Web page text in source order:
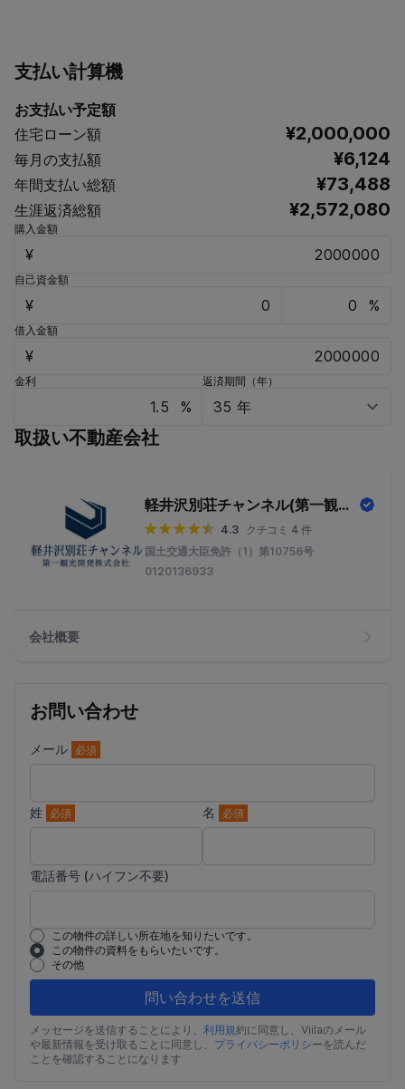
支払い計算機
お支払い予定額
住宅ローン額
¥2,000,000
毎月の支払額 ¥6,124
年間支払い総額 ¥73,488
生涯返済総額 ¥2,572,080
購入金額
¥
自己資金額
¥ %
借入金額
¥
金利
%
返済期間（年）
取扱い不動産会社
軽井沢別荘チャンネル(第一観光開発株式会社)
4.3
クチコミ 4 件
国土交通大臣免許（1）第10756号
0120136933
会社概要
お問い合わせ
メール 必須
姓 必須 名 必須
電話番号 (ハイフン不要)
この物件の詳しい所在地を知りたいです。
この物件の資料をもらいたいです。
その他
問い合わせを送信
メッセージを送信することにより、 利用規約に同意し、Viilaのメール
や最新情報を受け取ることに同意し、 プライバシーポリシーを読んだ
ことを確認することになります